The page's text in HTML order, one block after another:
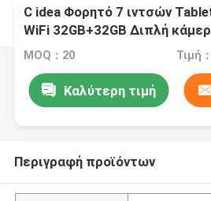
C idea Φορητό 7 ιντσών
WiFi 32GB+32GB Διπλή
Μαύρο
MOQ：20 Τιμή
Καλύτερη τιμή
Περιγραφή προϊόντων